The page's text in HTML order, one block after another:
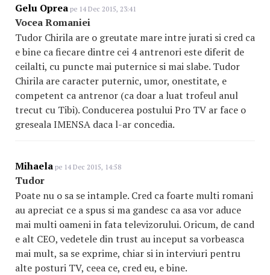
Gelu Oprea pe 14 Dec 2015, 23:41
Vocea Romaniei
Tudor Chirila are o greutate mare intre jurati si cred ca
e bine ca fiecare dintre cei 4 antrenori este diferit de
ceilalti, cu puncte mai puternice si mai slabe. Tudor
Chirila are caracter puternic, umor, onestitate, e
competent ca antrenor (ca doar a luat trofeul anul
trecut cu Tibi). Conducerea postului Pro TV ar face o
greseala IMENSA daca l-ar concedia.
Mihaela pe 14 Dec 2015, 14:58
Tudor
Poate nu o sa se intample. Cred ca foarte multi romani
au apreciat ce a spus si ma gandesc ca asa vor aduce
mai multi oameni in fata televizorului. Oricum, de cand
e alt CEO, vedetele din trust au inceput sa vorbeasca
mai mult, sa se exprime, chiar si in interviuri pentru
alte posturi TV, ceea ce, cred eu, e bine.